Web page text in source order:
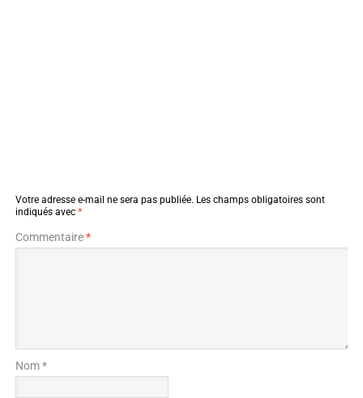
Votre adresse e-mail ne sera pas publiée. Les champs obligatoires sont
indiqués avec *
Commentaire*
Nom *